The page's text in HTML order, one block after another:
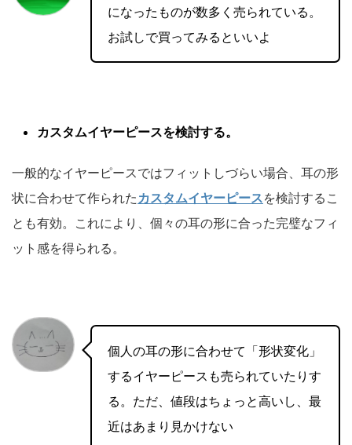
になったものが数多く売られている。
お試しで買ってみるといいよ
カスタムイヤーピースを検討する。
一般的なイヤーピースではフィットしづらい場合、耳の形
状に合わせて作られたカスタムイヤーピースを検討するこ
とも有効。これにより、個々の耳の形に合った完璧なフィ
ット感を得られる。
個人の耳の形に合わせて「形状変化」
するイヤーピースも売られていたりす
る。ただ、値段はちょっと高いし、最
近はあまり見かけない